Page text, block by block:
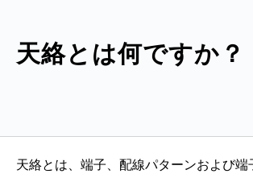
天絡とは何ですか？
天絡とは、端子、配線パターンおよび端